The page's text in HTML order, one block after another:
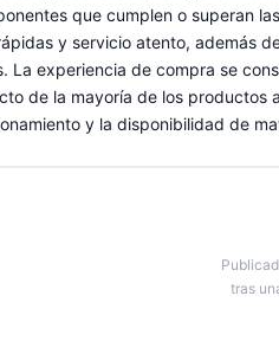
que cumplen o superan
y servicio atento, además
experiencia de compra se
de la mayoría de los productos
y la disponibilidad de
tras